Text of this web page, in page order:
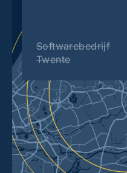
Softwarebedrijf
Twente